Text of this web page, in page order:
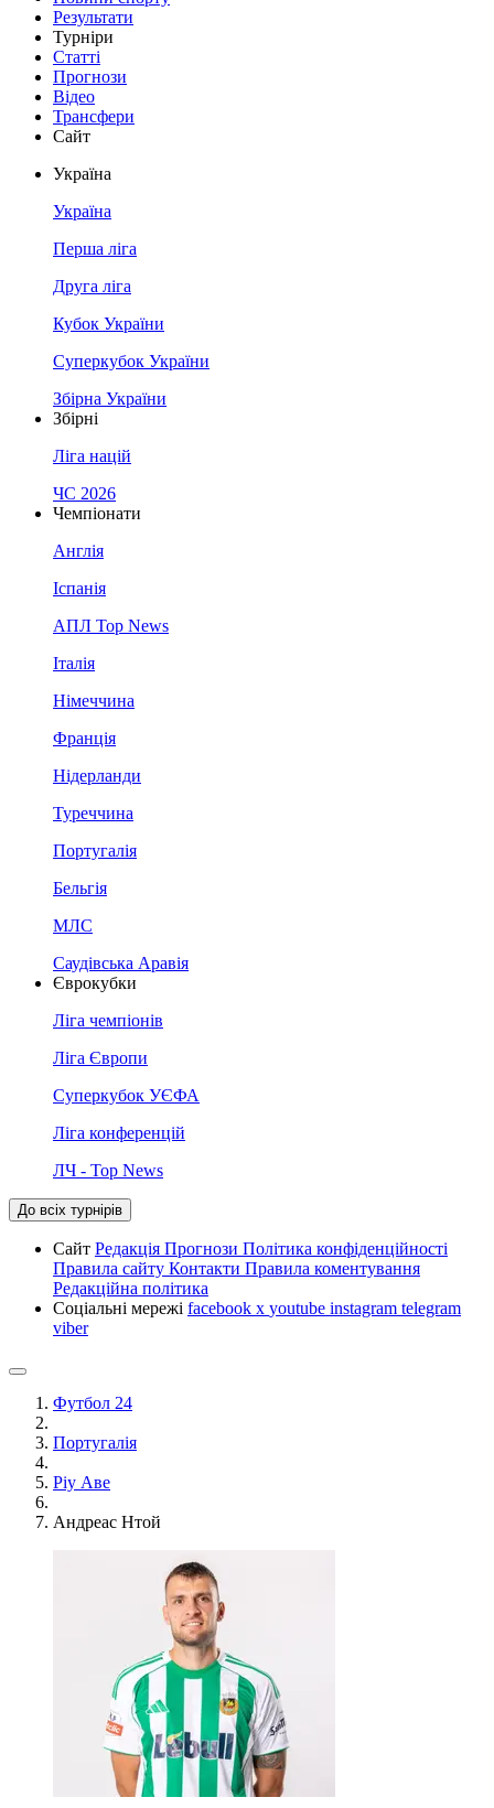
Результати
Турніри
Статті
Прогнози
Відео
Трансфери
Сайт
Україна
Україна
Перша ліга
Друга ліга
Кубок України
Суперкубок України
Збірна України
Збірні
Ліга націй
ЧС 2026
Чемпіонати
Англія
Іспанія
АПЛ Top News
Італія
Німеччина
Франція
Нідерланди
Туреччина
Португалія
Бельгія
МЛС
Саудівська Аравія
Єврокубки
Ліга чемпіонів
Ліга Європи
Суперкубок УЄФА
Ліга конференцій
ЛЧ - Top News
До всіх турнірів
Сайт Редакція Прогнози Політика конфіденційності
Правила сайту Контакти Правила коментування
Редакційна політика
Соціальні мережі facebook x youtube instagram telegram
viber
Футбол 24
Португалія
Ріу Аве
Андреас Нтой